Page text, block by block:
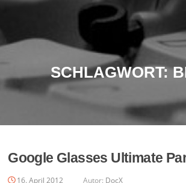
SCHLAGWORT:
Google Glasses Ultimate
16. April 2012 Autor: DocX